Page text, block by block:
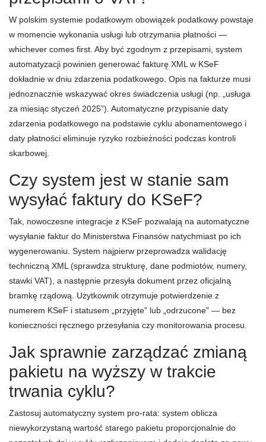
W polskim systemie podatkowym obowiązek podatkowy powstaje
w momencie wykonania usługi lub otrzymania płatności —
whichever comes first. Aby być zgodnym z przepisami, system
automatyzacji powinien generować fakturę XML w KSeF
dokładnie w dniu zdarzenia podatkowego. Opis na fakturze musi
jednoznacznie wskazywać okres świadczenia usługi (np. „usługa
za miesiąc styczeń 2025”). Automatyczne przypisanie daty
zdarzenia podatkowego na podstawie cyklu abonamentowego i
daty płatności eliminuje ryzyko rozbieżności podczas kontroli
skarbowej.
Czy system jest w stanie sam
wysyłać faktury do KSeF?
Tak, nowoczesne integracje z KSeF pozwalają na automatyczne
wysyłanie faktur do Ministerstwa Finansów natychmiast po ich
wygenerowaniu. System najpierw przeprowadza walidację
techniczną XML (sprawdza strukturę, dane podmiotów, numery,
stawki VAT), a następnie przesyła dokument przez oficjalną
bramkę rządową. Użytkownik otrzymuje potwierdzenie z
numerem KSeF i statusem „przyjęte” lub „odrzucone” — bez
konieczności ręcznego przesyłania czy monitorowania procesu.
Jak sprawnie zarządzać zmianą
pakietu na wyższy w trakcie
trwania cyklu?
Zastosuj automatyczny system pro-rata: system oblicza
niewykorzystaną wartość starego pakietu proporcjonalnie do